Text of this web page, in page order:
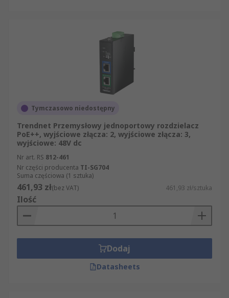
Tymczasowo niedostępny
Trendnet Przemysłowy jednoportowy rozdzielacz
PoE++, wyjściowe złącza: 2, wyjściowe złącza: 3,
wyjściowe: 48V dc
Nr art. RS 812-461
Nr części producenta TI-SG704
Suma częściowa (1 sztuka)
461,93 zł(bez VAT) 461,93 zł/sztuka
Ilość
Dodaj
Datasheets